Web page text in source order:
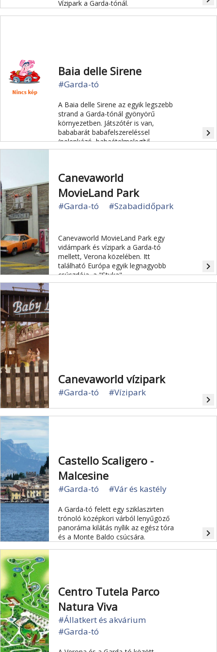
Vízipark a Garda-tónál.
Baia delle Sirene
#Garda-tó
A Baia delle Sirene az egyik legszebb
strand a Garda-tónál gyönyörű
környezetben. Játszótér is van,
bababarát babafelszereléssel
(pelenkázó, babaételmelegítő,
szoptató terület).
navigate_next
Canevaworld
MovieLand Park
#Garda-tó #Szabadidőpark
Canevaworld MovieLand Park egy
vidámpark és vízipark a Garda-tó
mellett, Verona közelében. Itt
található Európa egyik legnagyobb
csúszdája, a "Stuka".
navigate_next
Canevaworld vízipark
#Garda-tó #Vízipark
navigate_next
Castello Scaligero -
Malcesine
#Garda-tó #Vár és kastély
A Garda-tó felett egy sziklaszirten
trónoló középkori várból lenyűgöző
panoráma kilátás nyílik az egész tóra
és a Monte Baldo csúcsára.
navigate_next
Centro Tutela Parco
Natura Viva
#Állatkert és akvárium
#Garda-tó